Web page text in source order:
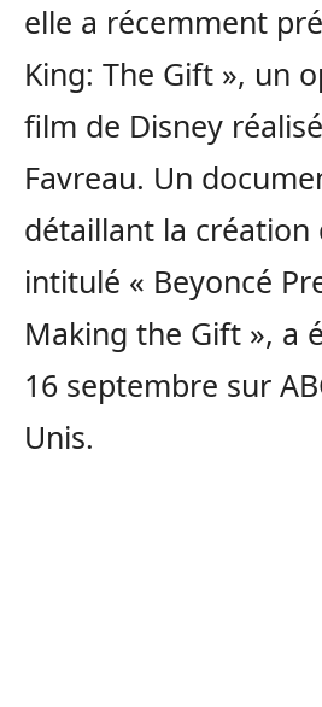
elle a récemment
King: The Gift », un
film de Disney
Favreau. Un
détaillant la création
intitulé « Beyoncé
Making the Gift », a
16 septembre sur
Unis.